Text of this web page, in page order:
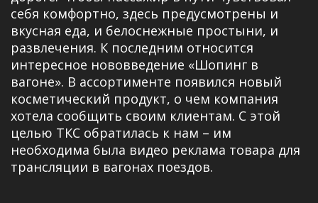
себя комфортно, здесь предусмотрены и
вкусная еда, и белоснежные простыни, и
развлечения. К последним относится
интересное нововведение «Шопинг в
вагоне». В ассортименте появился новый
косметический продукт, о чем компания
хотела сообщить своим клиентам. С этой
целью ТКС обратилась к нам – им
необходима была видео реклама товара для
трансляции в вагонах поездов.